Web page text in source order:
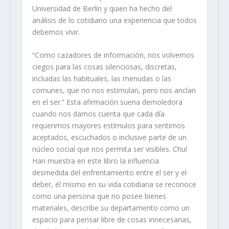
Universidad de Berlín y quien ha hecho del
análisis de lo cotidiano una experiencia que todos
debemos vivir.
“Como cazadores de información, nos volvemos
ciegos para las cosas silenciosas, discretas,
incluidas las habituales, las menudas o las
comunes, que no nos estimulan, pero nos anclan
en el ser.” Esta afirmación suena demoledora
cuando nos damos cuenta que cada día
requerimos mayores estímulos para sentirnos
aceptados, escuchados o inclusive parte de un
núcleo social que nos permita ser visibles. Chul
Han muestra en este libro la influencia
desmedida del enfrentamiento entre el ser y el
deber, él mismo en su vida cotidiana se reconoce
como una persona que no posee bienes
materiales, describe su departamento como un
espacio para pensar libre de cosas innecesarias,